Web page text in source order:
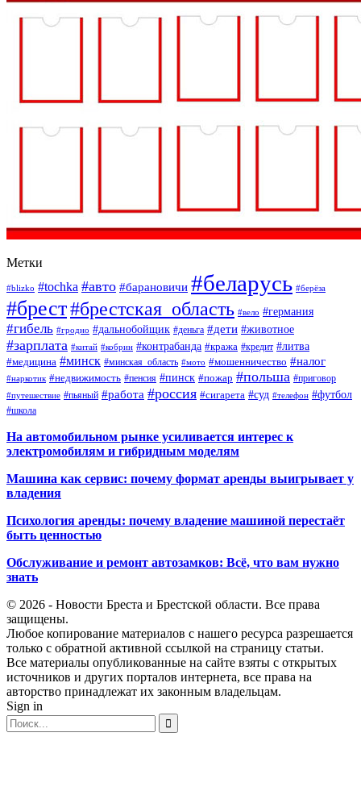
Метки
#blizko #tochka #авто #барановичи #беларусь #берёза
#брест#брестская_область #вело #германия
#гибель #гродно #дальнобойщик #деньга #дети #животное
#зарплата #китай #кобрин #контрабанда #кража #кредит #литва
#медицина #минск #минская_область #мото #мошенничество #налог
#наркотик #недвижимость #пенсия #пинск #пожар #польша #приговор
#путешествие #пьяный #работа #россия #сигарета #суд #телефон #футбол
#школа
На автомобильном рынке усиливается интерес к
электромобилям и гибридным моделям
Машина как сервис: почему формат аренды выигрывает у
владения
Психология аренды: почему владение машиной перестаёт
быть ценностью
Обслуживание и ремонт автозамков: Всё, что вам нужно
знать
© 2026 - Новости Бреста и Брестской области. Все права
защищены.
Любое копирование материалов с нашего ресурса разрешается
только с обратной активной ссылкой на страницу статьи.
Все материалы опубликованные на сайте взяты с открытых
источников и других порталов интернета, все права на
авторство принадлежат их законным владельцам.
Sign in